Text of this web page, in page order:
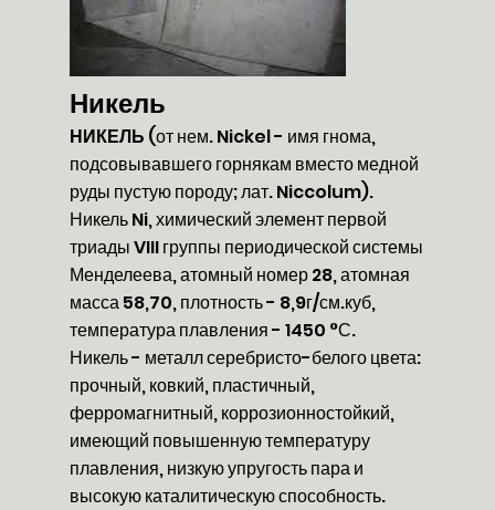
Никель
НИКЕЛЬ (от нем. Nickel - имя гнома,
подсовывавшего горнякам вместо медной
руды пустую породу; лат. Niccolum).
Никель Ni, химический элемент первой
триады VIII группы периодической системы
Менделеева, атомный номер 28, атомная
масса 58,70, плотность - 8,9г/см.куб,
температура плавления - 1450 °С.
Никель - металл серебристо-белого цвета:
прочный, ковкий, пластичный,
ферромагнитный, коррозионностойкий,
имеющий повышенную температуру
плавления, низкую упругость пара и
высокую каталитическую способность.